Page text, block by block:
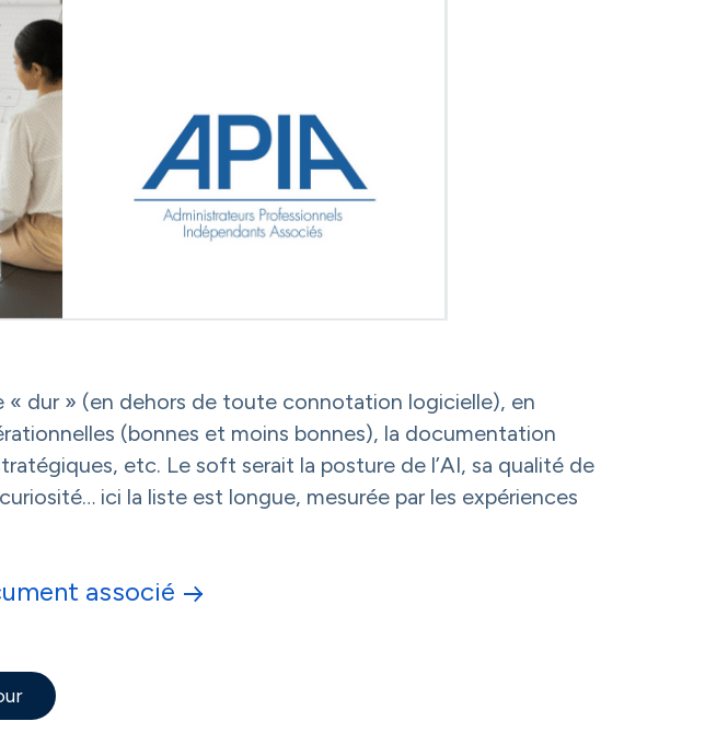
dur » (en dehors de toute connotation logicielle), en
(bonnes et moins bonnes), la documentation
etc. Le soft serait la posture de l’AI, sa qualité de
ici la liste est longue, mesurée par les expériences
associé